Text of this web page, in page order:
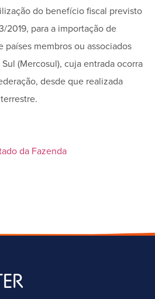
do benefício fiscal previsto
2019, para a importação de
países membros ou associados
(Mercosul), cuja entrada ocorra
desde que realizada
da Fazenda